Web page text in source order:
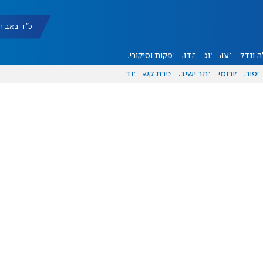
כ"ד באב תשפ"ו
ונדל"ן דעות אוכל יהדות הפקות וסיקורים
ספורט פורומים אתר ישיבה יצירת קשר עוד